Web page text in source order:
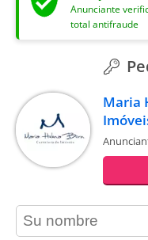
Anunciante
total antifraude
Maria
contact_name